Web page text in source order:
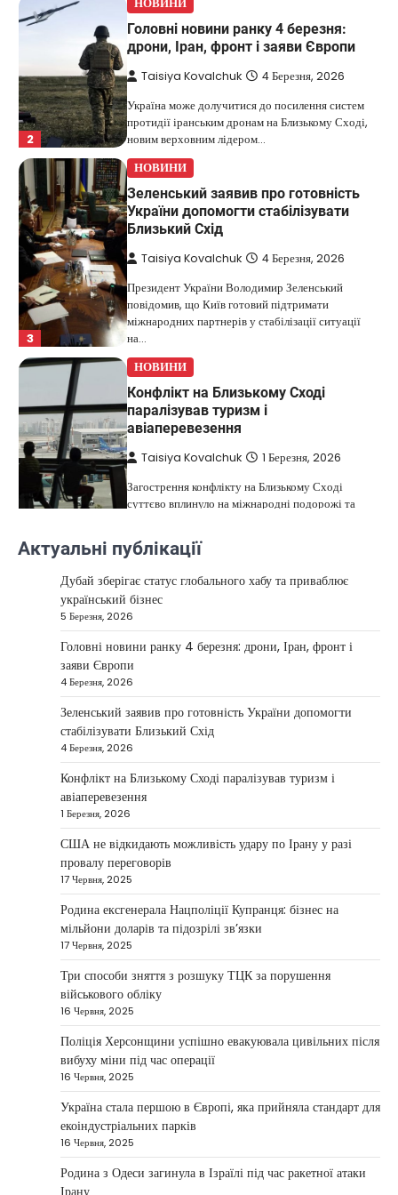
2
НОВИНИ
Головні новини ранку 4 березня:
дрони, Іран, фронт і заяви Європи
Taisiya Kovalchuk 4 Березня, 2026
Україна може долучитися до посилення систем
протидії іранським дронам на Близькому Сході,
новим верховним лідером…
3
НОВИНИ
Зеленський заявив про готовність
України допомогти стабілізувати
Близький Схід
Taisiya Kovalchuk 4 Березня, 2026
Президент України Володимир Зеленський
повідомив, що Київ готовий підтримати
міжнародних партнерів у стабілізації ситуації
на…
НОВИНИ
Конфлікт на Близькому Сході
паралізував туризм і
авіаперевезення
Taisiya Kovalchuk 1 Березня, 2026
Загострення конфлікту на Близькому Сході
суттєво вплинуло на міжнародні подорожі та
НОВИНИ
США не відкидають можливість
удару по Ірану у разі провалу
переговорів
Kolomysheva Anastasiya
17 Червня,
2025
У США не виключають застосування сили проти
Ірану, якщо дипломатичні переговори не
принесуть бажаних результатів.…
Дубай зберігає статус глобального
хабу та приваблює український
бізнес
Taisiya Kovalchuk 5 Березня, 2026
Дубай протягом багатьох років утримує статус
одного з найбільш привабливих міжнародних
центрів для ведення бізнесу…
НОВИНИ
Головні новини ранку 4 березня:
дрони, Іран, фронт і заяви Європи
Taisiya Kovalchuk
Україна може долучитися до посилення систем
протидії іранським дронам на Близькому Сході,
новим верховним лідером…
НОВИНИ
Зеленський заявив про готовність
України допомогти стабілізувати
Близький Схід
Taisiya Kovalchuk 4 Березня, 2026
Актуальні публікації
Дубай зберігає статус глобального хабу та приваблює
український бізнес
5 Березня, 2026
Головні новини ранку 4 березня: дрони, Іран, фронт і
заяви Європи
4 Березня, 2026
Зеленський заявив про готовність України допомогти
стабілізувати Близький Схід
4 Березня, 2026
Конфлікт на Близькому Сході паралізував туризм і
авіаперевезення
1 Березня, 2026
США не відкидають можливість удару по Ірану у разі
провалу переговорів
17 Червня, 2025
Родина ексгенерала Нацполіції Купранця: бізнес на
мільйони доларів та підозрілі зв’язки
17 Червня, 2025
Три способи зняття з розшуку ТЦК за порушення
військового обліку
16 Червня, 2025
Поліція Херсонщини успішно евакуювала цивільних після
вибуху міни під час операції
16 Червня, 2025
Україна стала першою в Європі, яка прийняла стандарт для
екоіндустріальних парків
16 Червня, 2025
Родина з Одеси загинула в Ізраїлі під час ракетної атаки
Ірану